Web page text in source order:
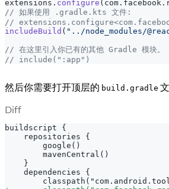
extensions . configure ( com . facebook .
// 如果使用 .gradle.kts 文件:
//
includeBuild ( "../node_modules/
// 在这里引入你已有的其他 Gradle 模块。
// include(":app")
然后你需要打开顶层的 build.gradle
Diff
buildscript {
   repositories {
       google()
       mavenCentral()
   }
   dependencies {